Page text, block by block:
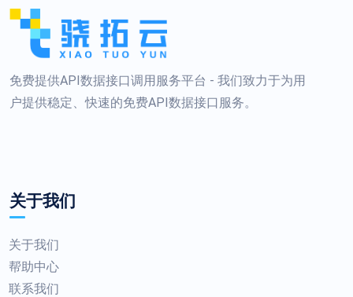
免费提供API数据接口调用服务平台 - 我们致力于为用
户提供稳定、快速的免费API数据接口服务。
关于我们
关于我们
帮助中心
联系我们